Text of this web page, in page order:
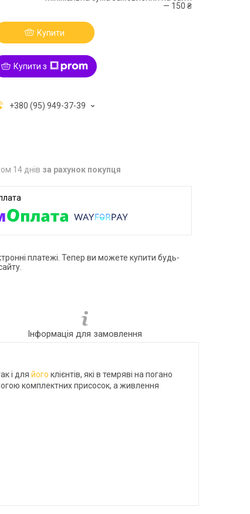
— 150 ₴
Купити
Купити з
+380 (95) 949-37-39
14 днів за рахунок покупця
платежі. Тепер ви можете купити будь-
Інформація для замовлення
і для його клієнтів, які в темряві на погано
комплектних присосок, а живлення